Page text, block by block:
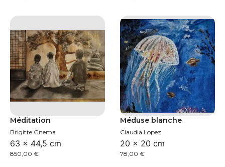
Méditation
Brigitte Gnema
63 × 44,5 cm
850,00 €
Méduse blanche
Claudia Lopez
20 × 20 cm
78,00 €